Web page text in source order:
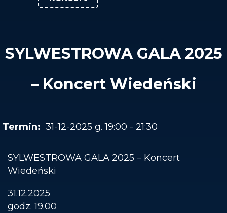
SYLWESTROWA GALA 2025
– Koncert Wiedeński
31-12-2025 g. 19:00 - 21:30
SYLWESTROWA GALA 2025 – Koncert
Wiedeński
31.12.2025
godz. 19.00